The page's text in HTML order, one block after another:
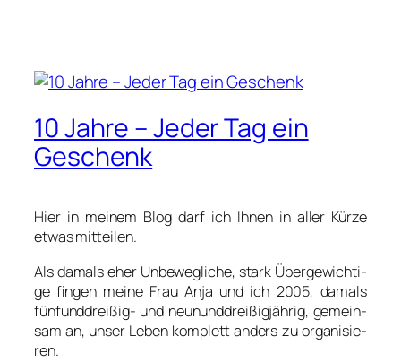
10 Jahre – Jeder Tag ein
Geschenk
Hier in mei­nem Blog darf ich Ihnen in aller Kür­ze
etwas mit­tei­len.
Als damals eher Unbe­weg­li­che, stark Über­ge­wich­ti­
ge fin­gen mei­ne Frau Anja und ich 2005, damals
fünf­und­drei­ßig- und neun­und­drei­ßig­jäh­rig, gemein­
sam an, unser Leben kom­plett anders zu orga­ni­sie­
ren.